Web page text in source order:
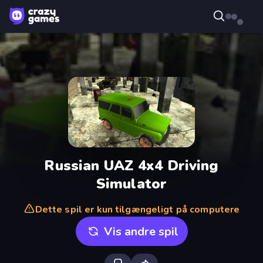
Russian UAZ 4x4 Driving
Simulator
Dette spil er kun tilgængeligt på computere
Vis andre spil